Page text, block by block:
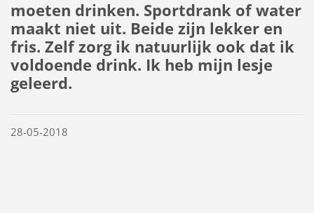
moeten drinken. Sportdrank of water
maakt niet uit. Beide zijn lekker en
fris. Zelf zorg ik natuurlijk ook dat ik
voldoende drink. Ik heb mijn lesje
geleerd.
28-05-2018